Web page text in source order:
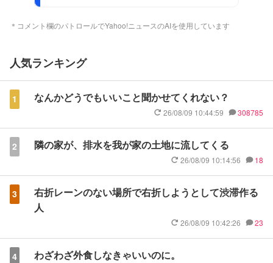
＊コメント欄のパトロールでYahoo!ニュースのAIを使用しています
人気ランキング
1 なんかどうでもいいこと聞かせてくれない？
26/08/09 10:44:59 308785
2 隣の家が、排水を我が家の土地に流してくる
26/08/09 10:14:56 18
3
右折レーンのない場所で右折しようとして渋滞作る
人
26/08/09 10:42:26 23
4 わざわざ外食しなきゃいいのに。